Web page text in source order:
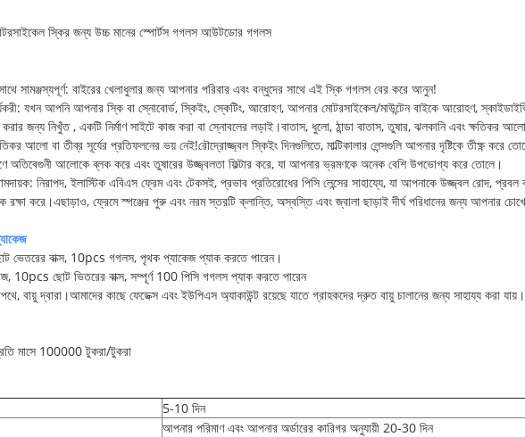
স্কির জন্য উচ্চ মানের স্পোর্টস গগলস আউটডোর গগলস
সাথে সামঞ্জস্যপূর্ণ: বাইরের খেলাধুলার জন্য আপনার পরিবার এবং বন্ধুদের সাথে এই স্কি গগলস বের করে আনুন!
যখন আপনি আপনার স্কি বা স্নোবোর্ড, স্কিইং, স্কেটিং, আরোহণ, আপনার মোটরসাইকেল/মাউন্টেন বাইকে আরোহণ,
জন্য নিখুঁত , একটি নির্মাণ সাইটে কাজ করা বা স্নোবলের লড়াই।বাতাস, ধুলো, ঠান্ডা বাতাস, তুষার, ঝলকানি এবং ক্ষতিকর
আলো বা তীব্র সূর্যের প্রতিফলনের ভয় নেই!রৌদ্রোজ্জ্বল স্কিইং দিনগুলিতে, মাল্টিকালার লেন্সগুলি আপনার দৃষ্টিকে তীক্ষ্ণ
অতিবেগুনী আলোকে ব্লক করে এবং তুষারের উজ্জ্বলতা ফিল্টার করে, যা আপনার ভ্রমণকে অনেক বেশি উপভোগ্য করে তোলে।
নিরাপদ, ইলাস্টিক এবিএস ফ্রেম এবং টেকসই, প্রভাব প্রতিরোধের পিসি লেন্সের সাহায্যে, যা আপনাকে উজ্জ্বল রোদ, প্রবল
করে।এছাড়াও, ফ্রেমে স্পঞ্জের পুরু এবং নরম স্তরটি ক্লান্তি, অস্বস্তি এবং জ্বালা ছাড়াই দীর্ঘ পরিধানের জন্য আপনার
ভেতরের বাক্স, 10pcs গগলস, পৃথক প্যাকেজ প্যাক করতে পারেন।
10pcs ছোট ভিতরের বাক্স, সম্পূর্ণ 100 পিসি গগলস প্যাক করতে পারেন
বায়ু দ্বারা।আমাদের কাছে ফেডেক্স এবং ইউপিএস অ্যাকাউন্ট রয়েছে যাতে গ্রাহকদের দ্রুত বায়ু চালানের জন্য সাহায্য করা যায়।
মাসে 100000 টুকরা/টুকরা
5-10 দিন
আপনার পরিমাণ এবং আপনার অর্ডারের কারিগর অনুযায়ী 20-30 দিন